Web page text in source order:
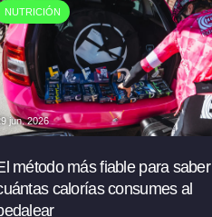
NUTRICIÓN
jun. 2026
método más fiable para saber
calorías consumes al